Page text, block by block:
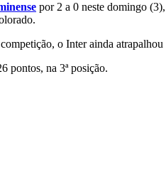
por 2 a 0 neste domingo
o Inter ainda
pontos, na 3ª posição.